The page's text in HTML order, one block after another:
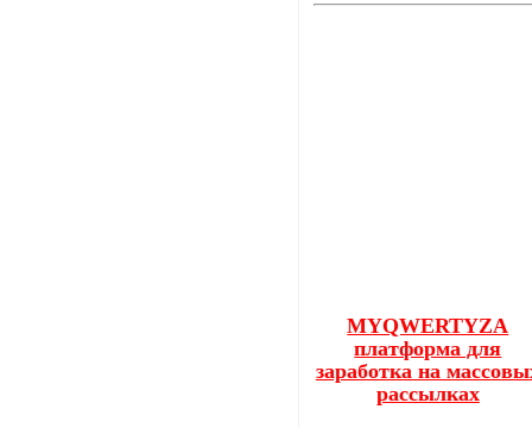
MYQWERTYZA
платформа для
заработка на
рассылках